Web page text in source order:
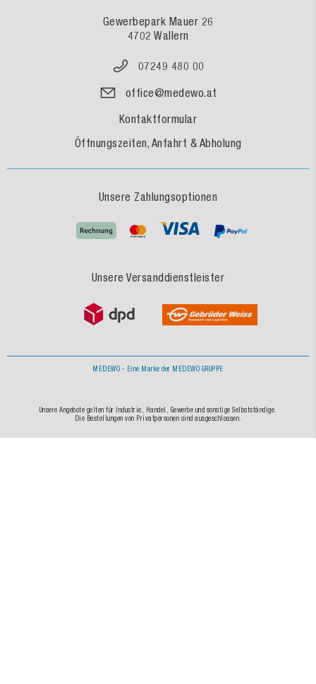
Gewerbepark Mauer 26
4702 Wallern
07249 480 00
office@medewo.at
Kontaktformular
Öffnungszeiten, Anfahrt & Abholung
Unsere Zahlungsoptionen
Unsere Versanddienstleister
MEDEWO - Eine Marke der MEDEWO GRUPPE
Unsere Angebote gelten für Industrie, Handel, Gewerbe und sonstige Selbstständige.
Die Bestellungen von Privatpersonen sind ausgeschlossen.